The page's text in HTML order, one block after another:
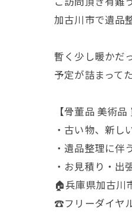
加古川市で遺品
暫く少し暖かだ
予定が詰まって
【骨董品 美術品
・古い物、新し
・遺品整理に伴
・お見積り・出
🏠兵庫県加古川
☎️フリーダイヤ